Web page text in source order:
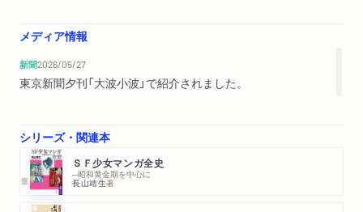
メディア情報
新聞2026/05/27
東京新聞夕刊「大波小波」で紹介されました。
シリーズ・関連本
ＳＦ少女マンガ全史
─昭和黄金期を中心に
長山靖生著